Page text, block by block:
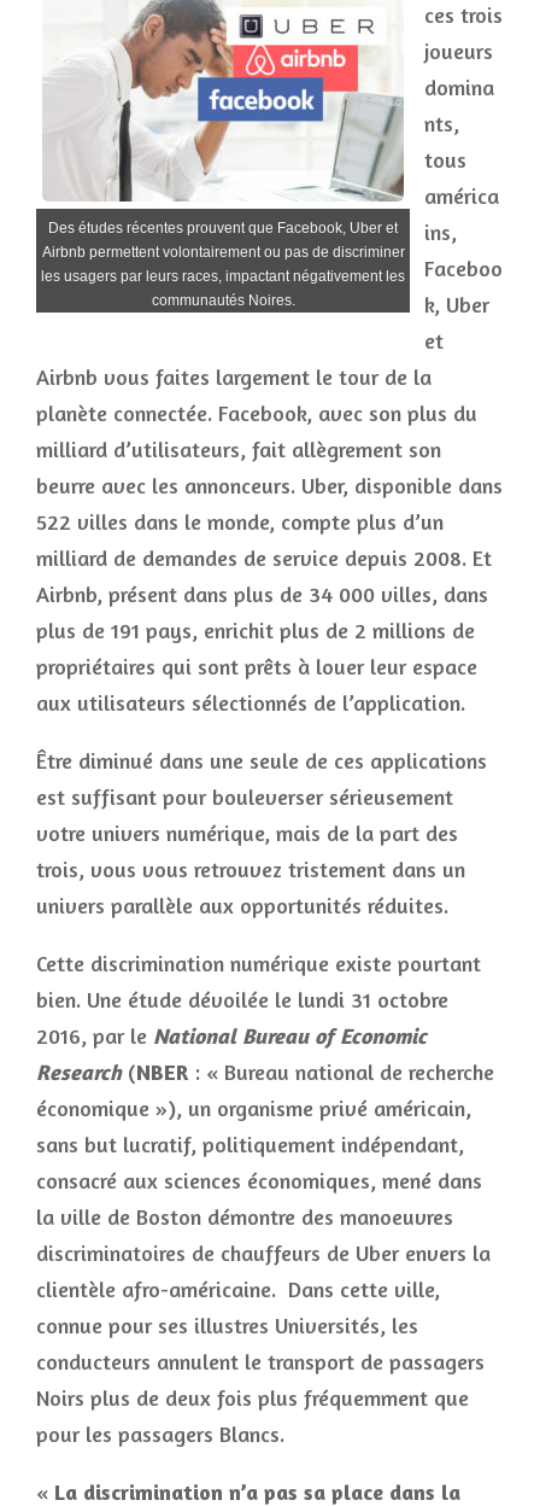
Des études récentes prouvent que Facebook, Uber et
Airbnb permettent volontairement ou pas de discriminer
les usagers par leurs races, impactant négativement les
communautés Noires.
ces trois
joueurs
domina
nts,
tous
américa
ins,
Faceboo
k, Uber
et
Airbnb vous faites largement le tour de la
planète connectée. Facebook, avec son plus du
milliard d’utilisateurs, fait allègrement son
beurre avec les annonceurs. Uber, disponible dans
522 villes dans le monde, compte plus d’un
milliard de demandes de service depuis 2008. Et
Airbnb, présent dans plus de 34 000 villes, dans
plus de 191 pays, enrichit plus de 2 millions de
propriétaires qui sont prêts à louer leur espace
aux utilisateurs sélectionnés de l’application.
Être diminué dans une seule de ces applications
est suffisant pour bouleverser sérieusement
votre univers numérique, mais de la part des
trois, vous vous retrouvez tristement dans un
univers parallèle aux opportunités réduites.
Cette discrimination numérique existe pourtant
bien. Une étude dévoilée le lundi 31 octobre
2016, par le National Bureau of Economic
Research(NBER : « Bureau national de recherche
économique »), un organisme privé américain,
sans but lucratif, politiquement indépendant,
consacré aux sciences économiques, mené dans
la ville de Boston démontre des manoeuvres
discriminatoires de chauffeurs de Uber envers la
clientèle afro-américaine. Dans cette ville,
connue pour ses illustres Universités, les
conducteurs annulent le transport de passagers
Noirs plus de deux fois plus fréquemment que
pour les passagers Blancs.
« La discrimination n’a pas sa place dans la